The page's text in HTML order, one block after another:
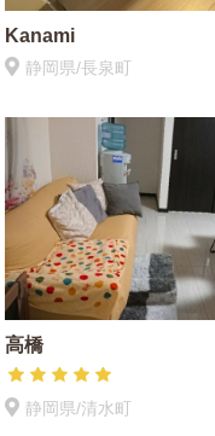
Kanami
静岡県/長泉町
高橋
静岡県/清水町